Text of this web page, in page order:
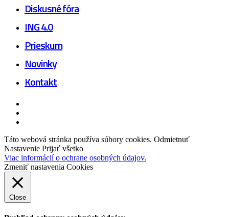
Diskusné fóra
ING 4.0
Prieskum
Novinky
Kontakt
Táto webová stránka používa súbory cookies. Odmietnuť
Nastavenie Prijať všetko
Viac informácií o ochrane osobných údajov.
Zmeniť nastavenia Cookies
Close